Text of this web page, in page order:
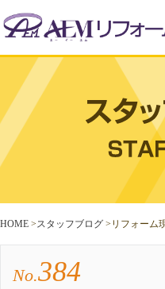
HOME >スタッフブログ > リフォーム
No.384